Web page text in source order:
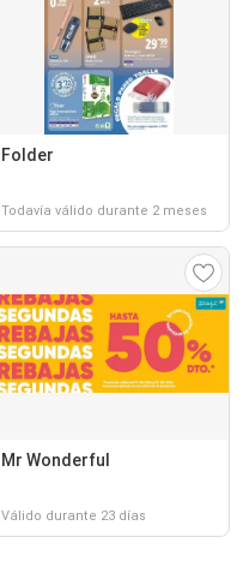
Folder
Todavía válido durante 2 meses
Mr Wonderful
Válido durante 23 días